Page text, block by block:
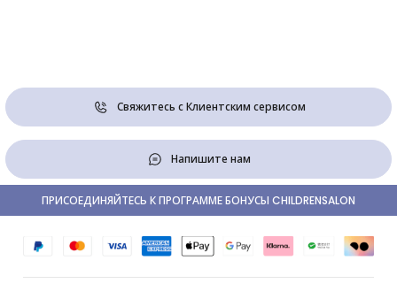
Свяжитесь с Клиентским сервисом
Напишите нам
ПРИСОЕДИНЯЙТЕСЬ К ПРОГРАММЕ БОНУСЫ CHILDRENSALON